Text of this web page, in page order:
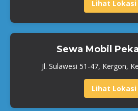
Lihat Lokasi
Sewa Mobil
Jl. Sulawesi 51-47, Kergon,
Lihat Lokasi